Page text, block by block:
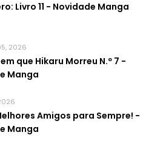
Livro 11 - Novidade Manga
2026
que Hikaru Morreu N.º 7 -
Manga
Amigos para Sempre! -
Manga